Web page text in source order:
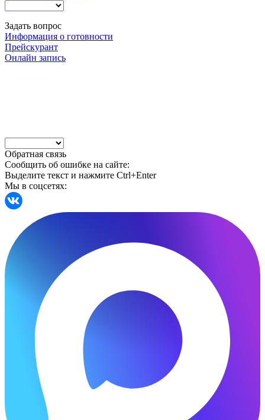
Задать вопрос
Информация о готовности
Прейскурант
Онлайн запись
Обратная связь
Сообщить об ошибке на сайте:
Выделите текст и нажмите Ctrl+Enter
Мы в соцсетях: